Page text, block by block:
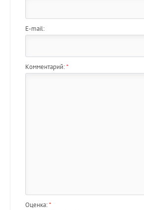
E-mail:
Комментарий:*
Оценка:*